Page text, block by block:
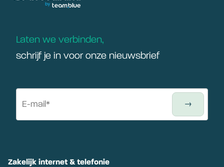
Laten we verbinden,
schrijf je in voor onze nieuwsbrief
Zakelijk internet & telefonie